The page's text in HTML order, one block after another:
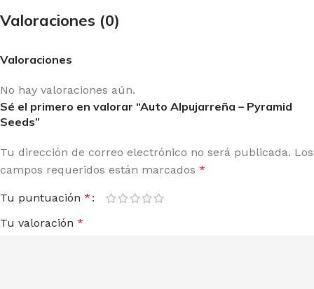
Valoraciones (0)
Valoraciones
No hay valoraciones aún.
Sé el primero en valorar “Auto Alpujarreña – Pyramid
Seeds”
Tu dirección de correo electrónico no será publicada. Los
campos requeridos están marcados *
Tu puntuación *
Tu valoración *